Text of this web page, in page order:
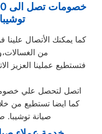
كما يمكنك الأتصال
من
فتستطيع عملينا العزيز
اتصل لتحصل علي خصومات تصل الي
كما ايضا تستطيع من
صيانة توشيبا.